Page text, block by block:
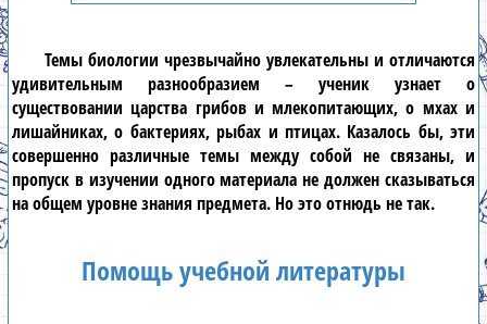
Темы биологии чрезвычайно увлекательны и отличаются
удивительным разнообразием – ученик узнает о
существовании царства грибов и млекопитающих, о мхах и
лишайниках, о бактериях, рыбах и птицах. Казалось бы, эти
совершенно различные темы между собой не связаны, и
пропуск в изучении одного материала не должен сказываться
на общем уровне знания предмета. Но это отнюдь не так.
Помощь учебной литературы